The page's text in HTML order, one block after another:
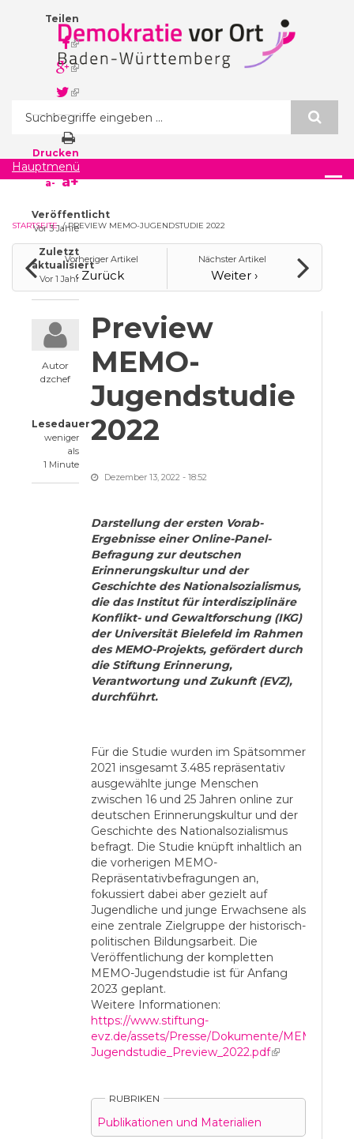
Suchformular
Hauptmenü
STARTSEITE / PREVIEW MEMO-JUGENDSTUDIE 2022
Vorheriger Artikel
‹ Zurück
Nächster Artikel
Weiter ›
Autor
dzchef
Lesedauer
weniger
als
1 Minute
Teilen
(link is
external)
(link is
external)
external)
Drucken
a- a+
Veröffentlicht
Vor 3 Jahre
Zuletzt
aktualisiert
Vor 1 Jahr
Preview
MEMO-
Jugendstudie
2022
Dezember 13, 2022 - 18:52
Darstellung der ersten Vorab-
Ergebnisse einer Online-Panel-
Befragung zur deutschen
Erinnerungskultur und der
Geschichte des Nationalsozialismus,
die das Institut für interdisziplinäre
Konflikt- und Gewaltforschung (IKG)
der Universität Bielefeld im Rahmen
des MEMO-Projekts, gefördert durch
die Stiftung Erinnerung,
Verantwortung und Zukunft (EVZ),
durchführt.
Für die Studie wurden im Spätsommer
2021 insgesamt 3.485 repräsentativ
ausgewählte junge Menschen
zwischen 16 und 25 Jahren online zur
deutschen Erinnerungskultur und der
Geschichte des Nationalsozialismus
befragt. Die Studie knüpft inhaltlich an
die vorherigen MEMO-
Repräsentativbefragungen an,
fokussiert dabei aber gezielt auf
Jugendliche und junge Erwachsene als
eine zentrale Zielgruppe der historisch-
politischen Bildungsarbeit. Die
Veröffentlichung der kompletten
MEMO-Jugendstudie ist für Anfang
2023 geplant.
Weitere Informationen:
https://www.stiftung-
evz.de/assets/Presse/Dokumente/MEMO-
Jugendstudie_Preview_2022.pdf(link is
RUBRIKEN
Publikationen und Materialien